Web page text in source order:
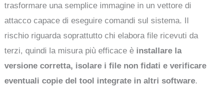
trasformare una semplice immagine in un vettore di
attacco capace di eseguire comandi sul sistema. Il
rischio riguarda soprattutto chi elabora file ricevuti da
terzi, quindi la misura più efficace è installare la
versione corretta, isolare i file non fidati e verificare
eventuali copie del tool integrate in altri software.